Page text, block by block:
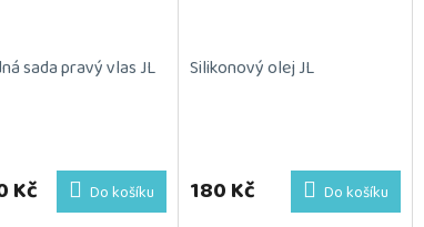
sada pravý vlas JL
Kč Do košíku
Silikonový olej JL
180 Kč Do košíku